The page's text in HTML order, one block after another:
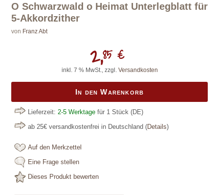
O Schwarzwald o Heimat Unterlegblatt für
5-Akkordzither
von Franz Abt
2,85 €
inkl. 7 % MwSt., zzgl. Versandkosten
In den Warenkorb
Lieferzeit: 2-5 Werktage für 1 Stück (DE)
ab 25€ versandkostenfrei in Deutschland (Details)
Auf den Merkzettel
Eine Frage stellen
Dieses Produkt bewerten